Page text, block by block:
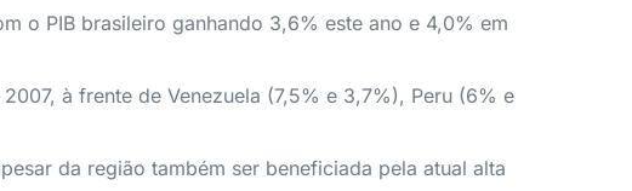
o PIB brasileiro ganhando 3,6% este ano e 4,0% em
à frente de Venezuela (7,5% e 3,7%), Peru (6% e
da região também ser beneficiada pela atual alta